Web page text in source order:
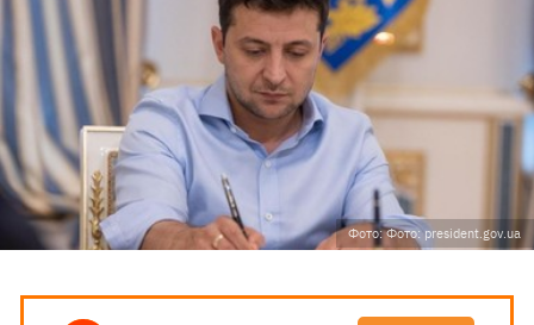
Фото: Фото: president.gov.ua